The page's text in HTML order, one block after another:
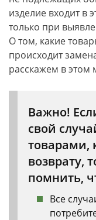
изделие входит в
только при
О том, какие
происходит
расскажем в этом
Важно!
свой
товарами,
возврату,
помнить,
Все